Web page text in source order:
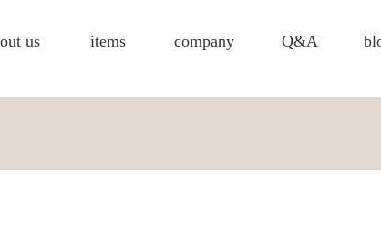
us items company Q&A